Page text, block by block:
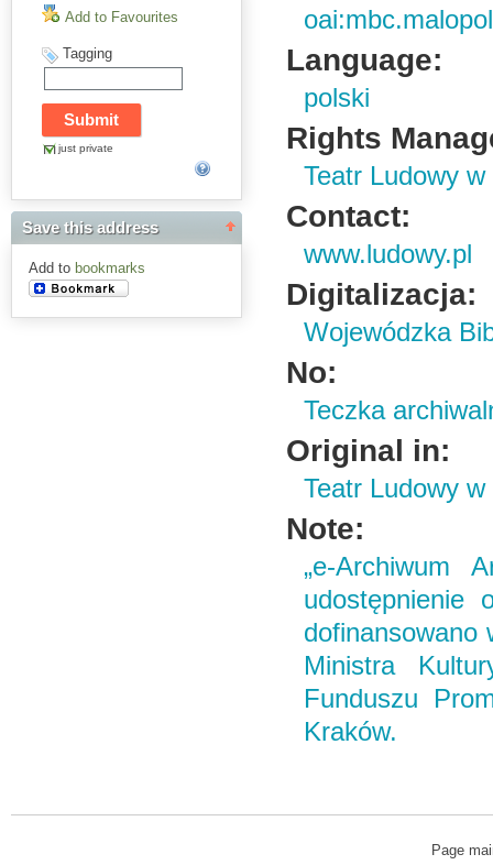
Add to Favourites
Tagging
just private
Save this address
Add to bookmarks
Language:
polski
Rights
Teatr Ludowy
Contact:
www.ludowy.pl
Digitalizacja:
Wojewódzka
No:
Teczka
Original in:
Teatr Ludowy
Note:
„e-Archiwum
udostępnienie
dofinansowano
Ministra
Funduszu
Kraków.
Page